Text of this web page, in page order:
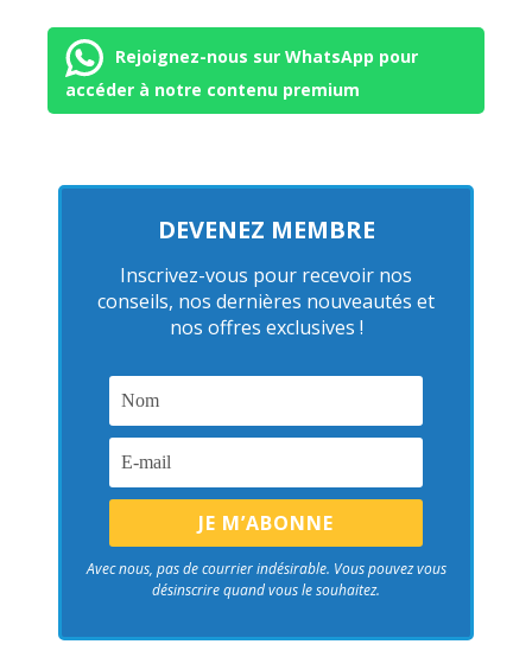
Rejoignez-nous sur WhatsApp pour
accéder à notre contenu premium
DEVENEZ MEMBRE
Inscrivez-vous pour recevoir nos
conseils, nos dernières nouveautés et
nos offres exclusives !
Avec nous, pas de courrier indésirable. Vous pouvez vous
désinscrire quand vous le souhaitez.